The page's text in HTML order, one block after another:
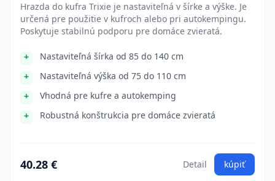
Hrazda do kufra Trixie je nastaviteľná v šírke a výške. Je
určená pre použitie v kufroch alebo pri autokempingu.
Poskytuje stabilnú podporu pre domáce zvieratá.
Nastaviteľná šírka od 85 do 140 cm
Nastaviteľná výška od 75 do 110 cm
Vhodná pre kufre a autokemping
Robustná konštrukcia pre domáce zvieratá
40.28 € Detail kúpiť